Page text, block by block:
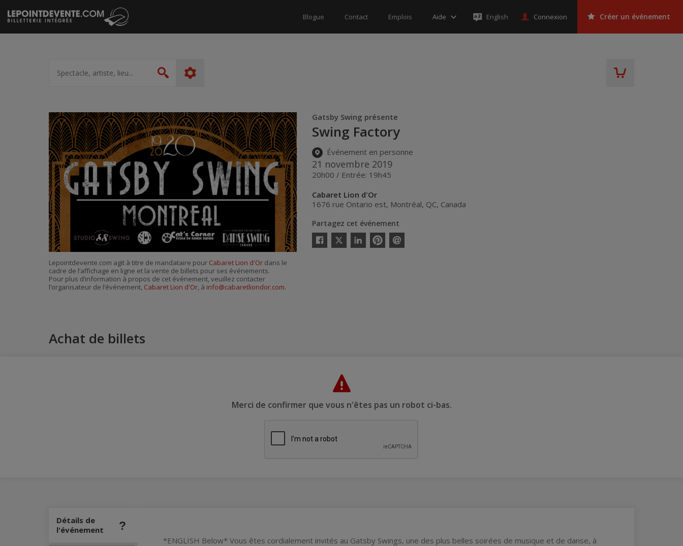
Passer
au
contenu
Blogue Contact Emplois Aide English Connexion Créer un événement
artiste,
lieu...
Rechercher
Gatsby Swing présente
Swing Factory
Événement en personne
21 novembre 2019
20h00 / Entrée: 19h45
Cabaret Lion d'Or
1676 rue Ontario est, Montréal, QC, Canada
Partagez cet événement
Facebook
Twitter
LinkedinPinterestEnvoyer
Lepointdevente.com agit à titre de mandataire pour Cabaret Lion d'Or dans le
cadre de l’affichage en ligne et la vente de billets pour ses événements.
Pour plus d’information à propos de cet événement, veuillez contacter
l’organisateur de l’événement, Cabaret Lion d'Or, à info@cabaretliondor.com.
Achat de billets
Merci de confirmer que vous n'êtes pas un robot ci-bas.
Détails de
l'événement
*ENGLISH Below* Vous êtes cordialement invités au Gatsby Swings, une des plus belles soirées de musique et de danse, à